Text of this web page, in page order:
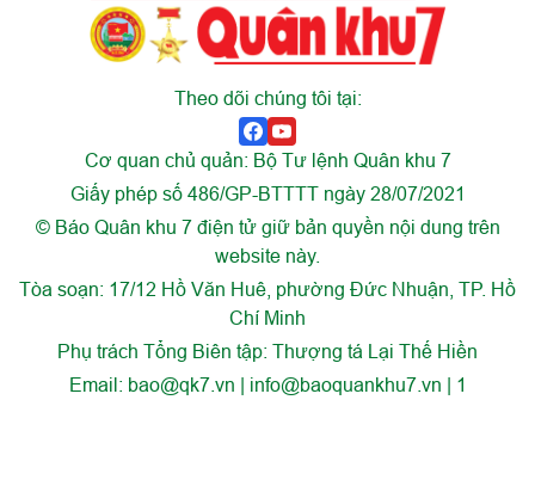
Theo dõi chúng tôi tại:
Cơ quan chủ quản: Bộ Tư lệnh Quân khu 7
Giấy phép số 486/GP-BTTTT ngày 28/07/2021
© Báo Quân khu 7 điện tử giữ bản quyền nội dung trên
website này.
Tòa soạn: 17/12 Hồ Văn Huê, phường Đức Nhuận, TP. Hồ
Chí Minh
Phụ trách Tổng Biên tập: Thượng tá Lại Thế Hiền
Email: bao@qk7.vn | info@baoquankhu7.vn | 1